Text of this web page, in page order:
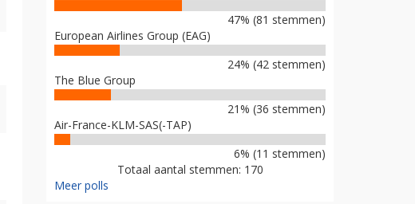
47% (81 stemmen)
European Airlines Group (EAG)
24% (42 stemmen)
The Blue Group
21% (36 stemmen)
Air-France-KLM-SAS(-TAP)
6% (11 stemmen)
Totaal aantal stemmen: 170
Meer polls